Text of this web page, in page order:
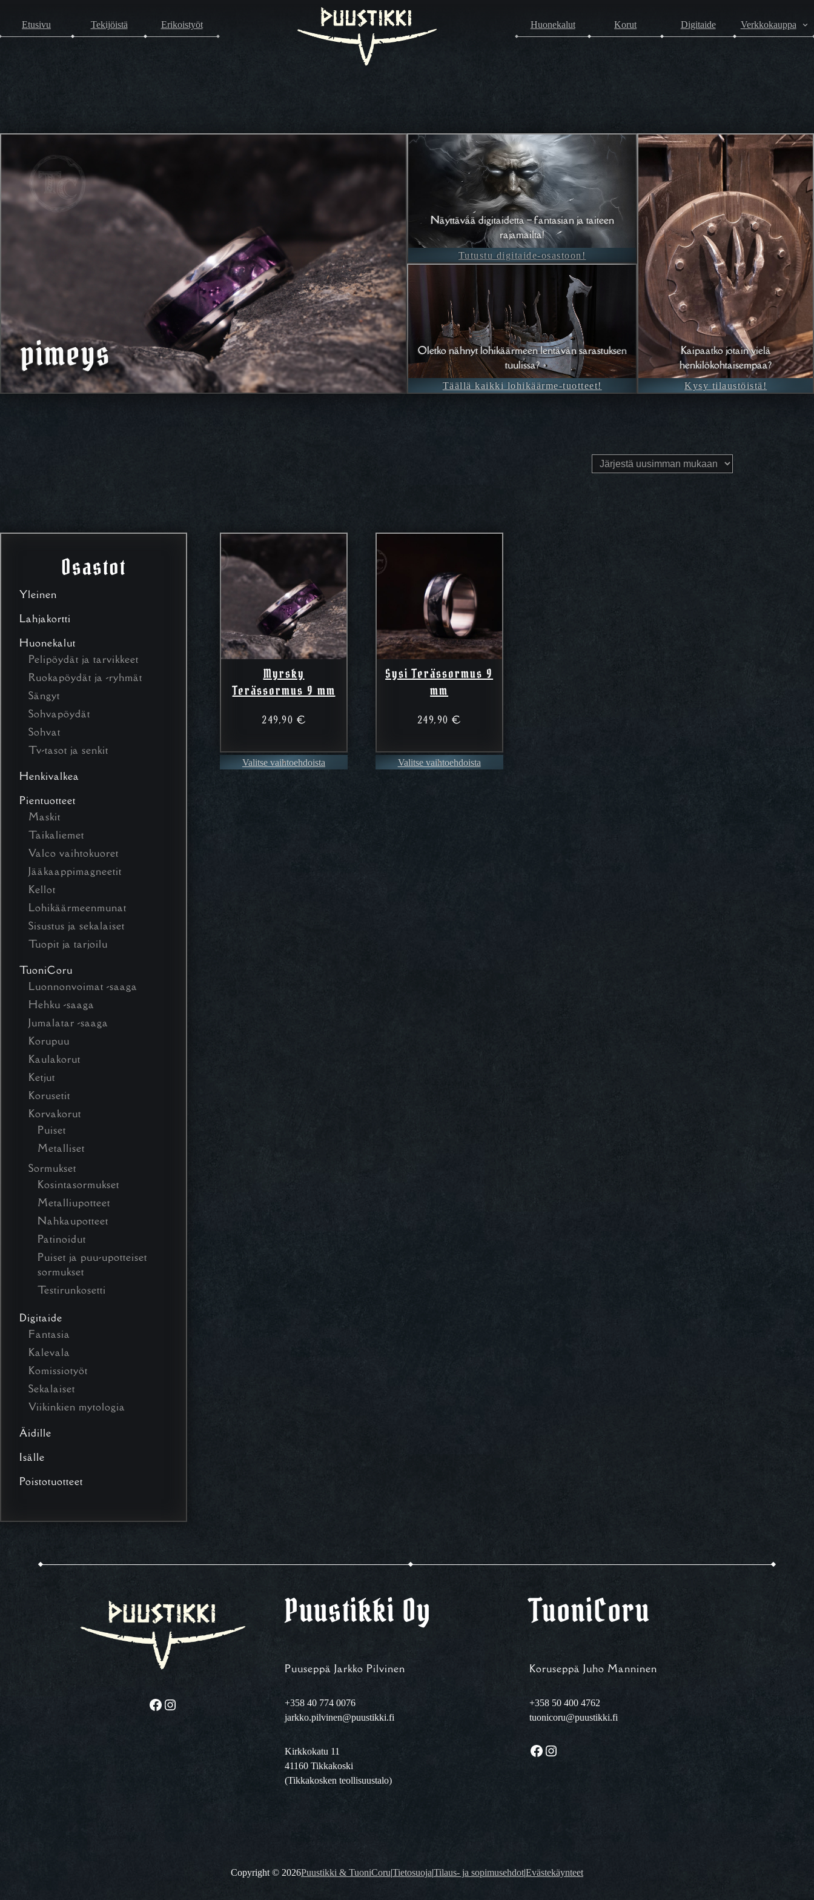
Etusivu Tekijöistä Erikoistyöt Huonekalut Korut Digitaide Verkkokauppa
pimeys
Näyttävää digitaidetta – fantasian ja taiteen
rajamailta!
Tutustu digitaide-osastoon!
Oletko nähnyt lohikäärmeen lentävän sarastuksen
tuulissa?
Täällä kaikki lohikäärme-tuotteet!
Kaipaatko jotain vielä
henkilökohtaisempaa?
Kysy tilaustöistä!
Osastot
Yleinen
Lahjakortti
Huonekalut
Pelipöydät ja tarvikkeet
Ruokapöydät ja -ryhmät
Sängyt
Sohvapöydät
Sohvat
Tv-tasot ja senkit
Henkivalkea
Pientuotteet
Maskit
Taikaliemet
Valco vaihtokuoret
Jääkaappimagneetit
Kellot
Lohikäärmeenmunat
Sisustus ja sekalaiset
Tuopit ja tarjoilu
TuoniCoru
Luonnonvoimat -saaga
Hehku -saaga
Jumalatar -saaga
Korupuu
Kaulakorut
Ketjut
Korusetit
Korvakorut
Puiset
Metalliset
Sormukset
Kosintasormukset
Metalliupotteet
Nahkaupotteet
Patinoidut
Puiset ja puu-upotteiset
sormukset
Testirunkosetti
Digitaide
Fantasia
Kalevala
Komissiotyöt
Sekalaiset
Viikinkien mytologia
Äidille
Isälle
Poistotuotteet
Myrsky
Terässormus 9 mm
249,90 €
Valitse vaihtoehdoista
Sysi Terässormus 9
mm
249,90€
Valitse vaihtoehdoista
Facebook Instagram
Puustikki Oy
Puuseppä Jarkko Pilvinen
+358 40 774 0076
jarkko.pilvinen@puustikki.fi
Kirkkokatu 11
41160 Tikkakoski
(Tikkakosken teollisuustalo)
TuoniCoru
Koruseppä Juho Manninen
+358 50 400 4762
tuonicoru@puustikki.fi
Facebook Instagram
Copyright © 2026Puustikki & TuoniCoru|Tietosuoja|Tilaus- ja sopimusehdot|Evästekäynteet